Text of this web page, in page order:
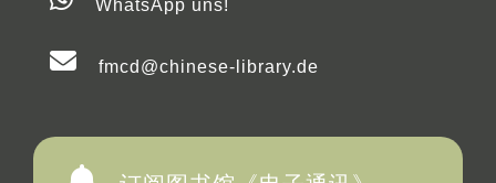
WhatsApp uns!
fmcd@chinese-library.de